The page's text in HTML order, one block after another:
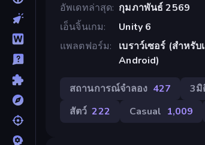
อัพเดทล่าสุด กุมภาพันธ์ 2569
เอ็นจิ้นเกม
Unity 6
แพลตฟอร์ม
เบราว์เซอร์ (สำหรั
Android)
สถานการณ์จำลอง 427 3มิ
สัตว์ 222 Casual 1,009